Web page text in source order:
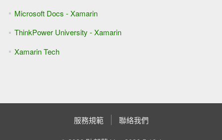
Microsoft Docs - Xamarin
ThinkPower University - Xamarin
Xamarin Tech
服務規範 聯絡我們